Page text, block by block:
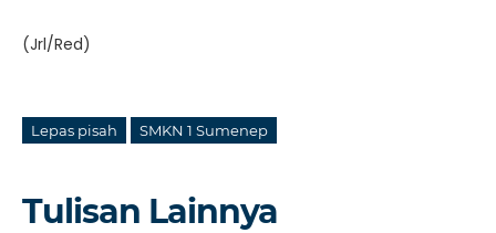
(Jrl/Red)
Lepas pisah SMKN 1 Sumenep
Tulisan Lainnya